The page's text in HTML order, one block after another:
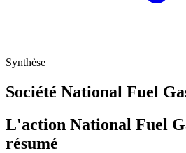
Synthèse
Société National Fuel
L'action National Fuel
résumé